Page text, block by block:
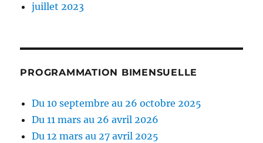
juillet 2023
PROGRAMMATION BIMENSUELLE
Du 10 septembre au 26 octobre 2025
Du 11 mars au 26 avril 2026
Du 12 mars au 27 avril 2025